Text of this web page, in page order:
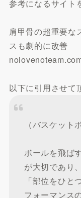
参考になるサイト
肩甲骨の超重要な
スも劇的に改善
以下に引用させて
（バスケット
ボールを飛ば
が大切であり
「部位をひと
フォーマンス